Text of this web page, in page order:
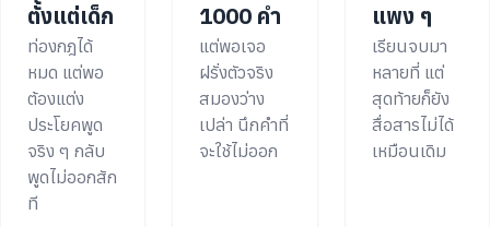
ตั้งแต่เด็ก
ท่องกฎได้
หมด แต่พอ
ต้องแต่ง
ประโยคพูด
จริง ๆ กลับ
พูดไม่ออกสัก
ที
1000 คำ
แต่พอเจอ
ฝรั่งตัวจริง
สมองว่าง
เปล่า นึกคำที่
จะใช้ไม่ออก
แพง ๆ
เรียนจบมา
หลายที่ แต่
สุดท้ายก็ยัง
สื่อสารไม่ได้
เหมือนเดิม